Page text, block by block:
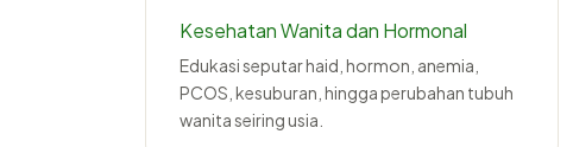
Kesehatan Wanita dan Hormonal
Edukasi seputar haid, hormon, anemia,
PCOS, kesuburan, hingga perubahan tubuh
wanita seiring usia.